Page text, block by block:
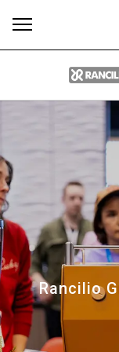
Rancilio
Todos
Our brands
Group